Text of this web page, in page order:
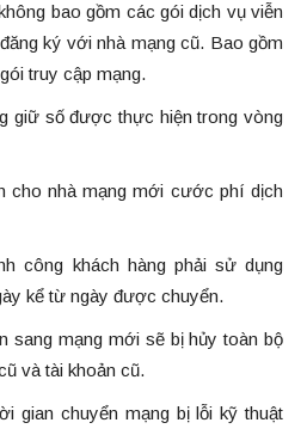
bao gồm các gói dịch vụ viễn
ký với nhà mạng cũ. Bao gồm
truy cập mạng.
giữ số được thực hiện trong vòng
cho nhà mạng mới cước phí dịch
công khách hàng phải sử dụng
kể từ ngày được chuyển.
sang mạng mới sẽ bị hủy toàn bộ
và tài khoản cũ.
gian chuyển mạng bị lỗi kỹ thuật